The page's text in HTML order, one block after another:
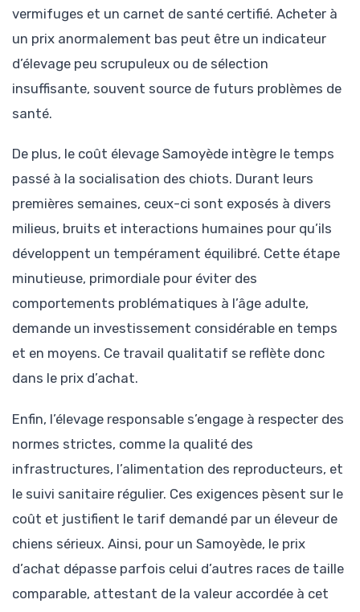
vermifuges et un carnet de santé certifié. Acheter à
un prix anormalement bas peut être un indicateur
d’élevage peu scrupuleux ou de sélection
insuffisante, souvent source de futurs problèmes de
santé.
De plus, le coût élevage Samoyède intègre le temps
passé à la socialisation des chiots. Durant leurs
premières semaines, ceux-ci sont exposés à divers
milieus, bruits et interactions humaines pour qu’ils
développent un tempérament équilibré. Cette étape
minutieuse, primordiale pour éviter des
comportements problématiques à l’âge adulte,
demande un investissement considérable en temps
et en moyens. Ce travail qualitatif se reflète donc
dans le prix d’achat.
Enfin, l’élevage responsable s’engage à respecter des
normes strictes, comme la qualité des
infrastructures, l’alimentation des reproducteurs, et
le suivi sanitaire régulier. Ces exigences pèsent sur le
coût et justifient le tarif demandé par un éleveur de
chiens sérieux. Ainsi, pour un Samoyède, le prix
d’achat dépasse parfois celui d’autres races de taille
comparable, attestant de la valeur accordée à cet